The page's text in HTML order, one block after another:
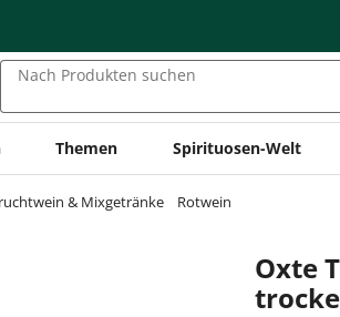
Nach Produkten suchen
Themen Spirituosen-Welt
& Mixgetränke Rotwein
Oxte